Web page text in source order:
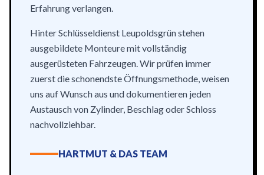
Erfahrung verlangen.
Hinter Schlüsseldienst Leupoldsgrün stehen
ausgebildete Monteure mit vollständig
ausgerüsteten Fahrzeugen. Wir prüfen immer
zuerst die schonendste Öffnungsmethode, weisen
uns auf Wunsch aus und dokumentieren jeden
Austausch von Zylinder, Beschlag oder Schloss
nachvollziehbar.
HARTMUT & DAS TEAM